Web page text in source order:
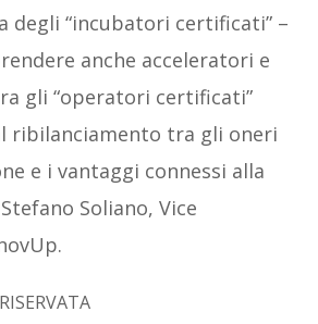
degli “incubatori certificati” –
anche acceleratori e
gli “operatori certificati”
ribilanciamento tra gli oneri
e i vantaggi connessi alla
Soliano, Vice